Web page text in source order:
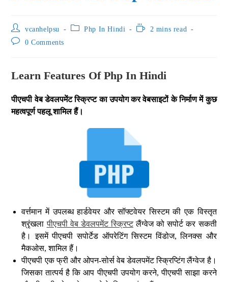
vcanhelpsu Php In Hindi
2 mins read
0 Comments
Learn Features Of Php In Hindi
पीएचपी वेब डेवलपमेंट स्क्रिप्ट का उपयोग कर वेबसाइटों के निर्माण में कुछ
महत्वपूर्ण पहलू शामिल हैं।
वर्त्तमान में उपलब्ध हार्डवेयर और सॉफ्टवेयर सिस्टम की एक विस्तृत
श्रृंखलापीएचपी वेब डेवलपमेंट स्क्रिप्टलैंग्वेज को सपोर्ट कर सकती
है। इसमें पीएचपी सपोर्टेड ऑपरेटिंग सिस्टम विंडोज, लिनक्स और
मैकओस, शामिल हैं।
पीएचपी एक फ्री और ओपन-सोर्स वेब डेवलपमेंट स्क्रिप्टिंग लैंग्वेज है।
जिसका तात्पर्य है कि आप पीएचपी उपयोग करने, पीएचपी साझा करने